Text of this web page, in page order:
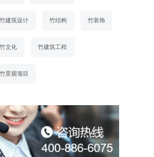
竹建筑设计 竹结构 竹装饰
竹文化 竹建筑工程
竹景观项目